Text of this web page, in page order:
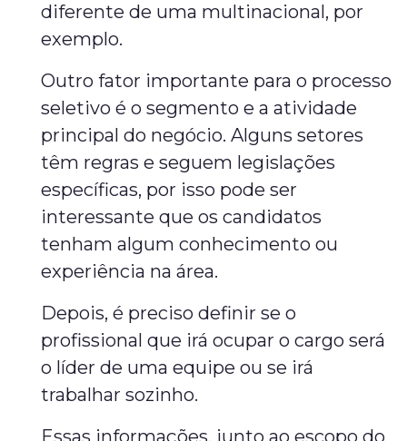
diferente de uma multinacional, por
exemplo.
Outro fator importante para o processo
seletivo é o segmento e a atividade
principal do negócio. Alguns setores
têm regras e seguem legislações
específicas, por isso pode ser
interessante que os candidatos
tenham algum conhecimento ou
experiência na área.
Depois, é preciso definir se o
profissional que irá ocupar o cargo será
o líder de uma equipe ou se irá
trabalhar sozinho.
Essas informações, junto ao escopo do